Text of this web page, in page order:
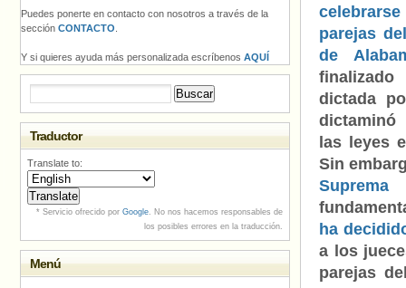
parejas
de
dictada
dictaminó
las leyes
Sin
ha
a los
parejas
Puedes ponerte en contacto con nosotros a través de la
sección CONTACTO
Y si quieres ayuda más personalizada escríbenos AQUÍ
Traductor
Translate to:
* Servicio ofrecido por Google. No nos hacemos responsables de
los posibles errores en la traducción.
Menú